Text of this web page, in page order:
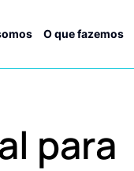
O que fazemos
para